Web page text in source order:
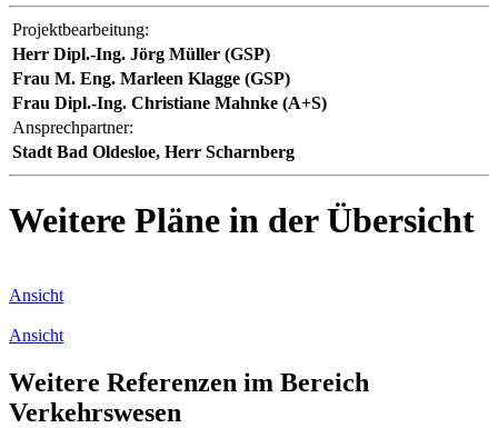
Projektbearbeitung:
Herr Dipl.-Ing. Jörg Müller (GSP)
Frau M. Eng. Marleen Klagge (GSP)
Frau Dipl.-Ing. Christiane Mahnke (A+S)
Ansprechpartner:
Stadt Bad Oldesloe, Herr Scharnberg
Weitere Pläne in der Übersicht
Ansicht
Ansicht
Weitere Referenzen im Bereich
Verkehrswesen